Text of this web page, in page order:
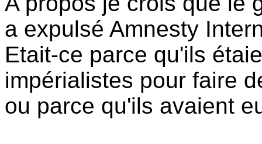
a expulsé Amnesty
Etait-ce parce qu'ils
impérialistes pour faire
ou parce qu'ils avaient